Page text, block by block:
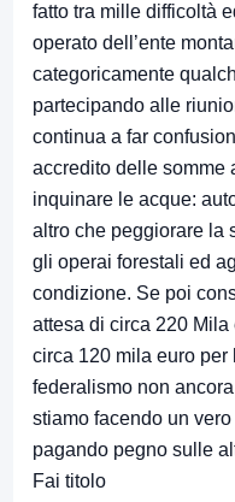
fatto tra mille difficoltà
operato dell’ente
categoricamente
partecipando alle
continua a far
accredito delle somme
inquinare le acque:
altro che peggiorare la
gli operai forestali ed
condizione. Se poi
attesa di circa 220
circa 120 mila euro per
federalismo non
stiamo facendo un
pagando pegno sulle
Fai titolo